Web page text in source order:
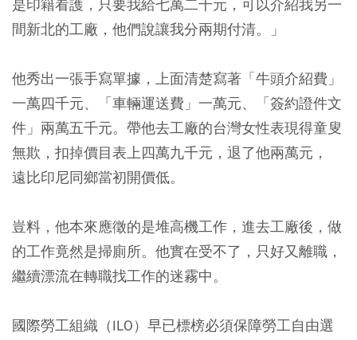
是印籍看護，只要我給七萬二千元，可以介紹我另一
間新北的工廠，他們說讓我分兩期付清。」
他秀出一張手寫單據，上面清楚寫著「牛頭介紹費」
一萬四千元、「車輛運送費」一萬元、「簽約證件文
件」兩萬五千元。帶他去工廠的台灣女性表現得童叟
無欺，扣掉價目表上四萬九千元，退了他兩萬元，
遠比印尼同鄉當初開價低。
豈料，他本來應徵的是堆高機工作，進去工廠後，做
的工作竟然是掃廁所。他實在受不了，只好又離職，
繼續漂流在轉職找工作的迷霧中。
國際勞工組織（ILO）早已標榜必須保障勞工自由選